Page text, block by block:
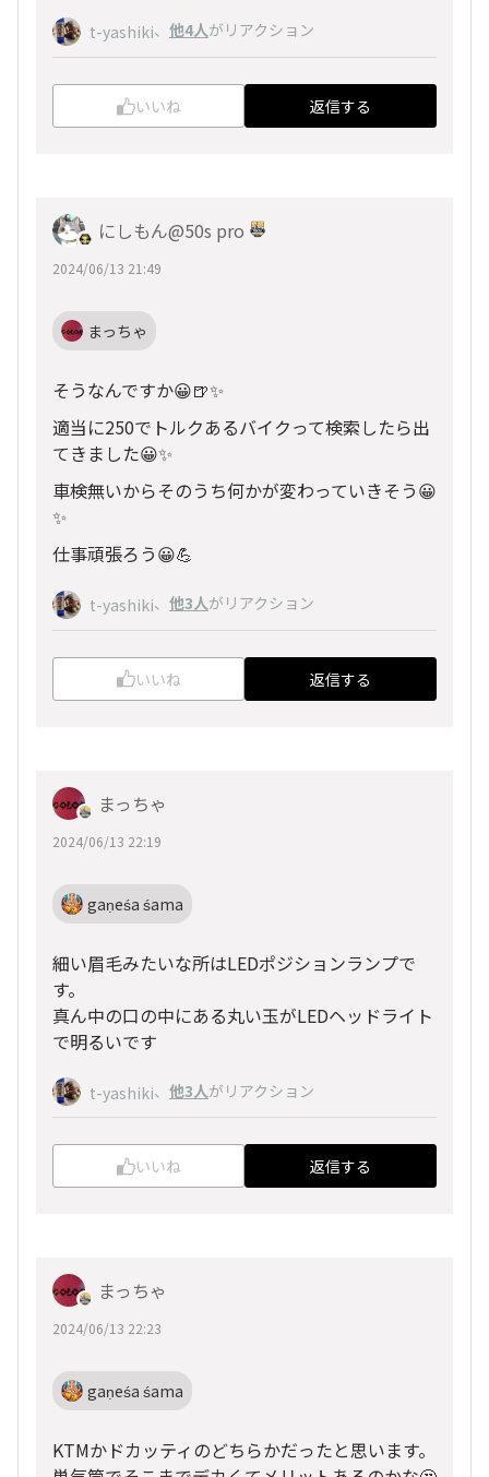
t-yashiki、 他4人がリアクション
いいね 返信する
にしもん@50s pro
2024/06/13 21:49
まっちゃ
そうなんですか😀🍺✨
適当に250でトルクあるバイクって検索したら出
てきました😀✨
車検無いからそのうち何かが変わっていきそう😀
✨
仕事頑張ろう😀💪
t-yashiki、 他3人がリアクション
いいね 返信する
まっちゃ
2024/06/13 22:19
gaṇeśa śama
細い眉毛みたいな所はLEDポジションランプで
す。
真ん中の口の中にある丸い玉がLEDヘッドライト
で明るいです
t-yashiki、 他3人がリアクション
いいね 返信する
まっちゃ
2024/06/13 22:23
gaṇeśa śama
KTMかドカッティのどちらかだったと思います。